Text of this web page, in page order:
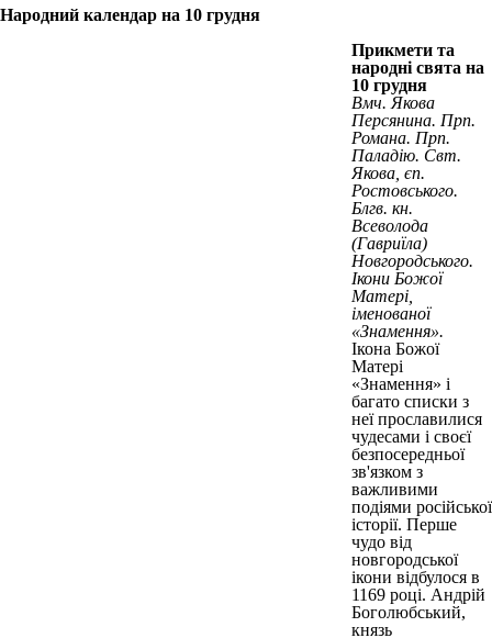
Народний календар на 10 грудня
Прикмети та
народні свята на
10 грудня
Вмч. Якова
Персянина. Прп.
Романа. Прп.
Паладію. Свт.
Якова, єп.
Ростовського.
Блгв. кн.
Всеволода
(Гавриїла)
Новгородського.
Ікони Божої
Матері,
іменованої
«Знамення».
Ікона Божої
Матері
«Знамення» і
багато списки з
неї прославилися
чудесами і своєї
безпосередньої
зв'язком з
важливими
подіями російської
історії. Перше
чудо від
новгородської
ікони відбулося в
1169 році. Андрій
Боголюбський,
князь